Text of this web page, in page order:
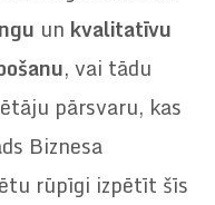
un kvalitatīvu
, vai tādu
pārsvaru, kas
Biznesa
rūpīgi izpētīt šīs